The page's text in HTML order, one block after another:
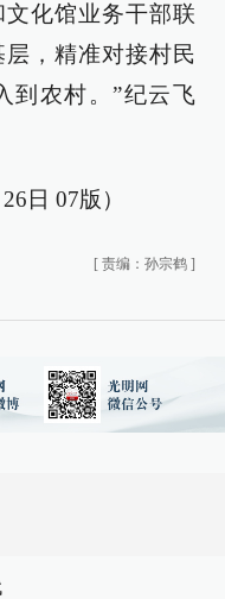
化馆业务干部联
，精准对接村民
到农村。”纪云飞
日 07版）
[ 责编：孙宗鹤 ]